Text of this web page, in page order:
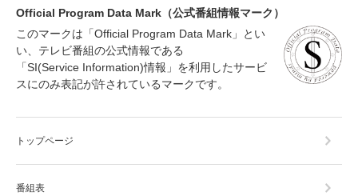
Official Program Data Mark（公式番組情報マーク）
このマークは「Official Program Data Mark」とい
い、テレビ番組の公式情報である
「SI(Service Information)情報」を利用したサービ
スにのみ表記が許されているマークです。
トップページ
番組表